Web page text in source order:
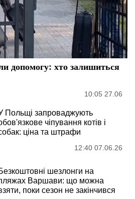
допомогу: хто залишиться
10:05 27.06
Польщі запроваджують
чіпування котів і
ціна та штрафи
12:40 07.06.26
шезлонги на
Варшави: що можна
поки сезон не закінчився